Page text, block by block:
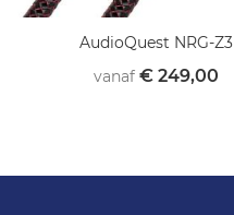
AudioQuest NRG-Z3
vanaf € 249,00